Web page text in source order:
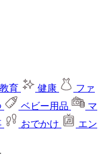
教育 健康
ファ
ベビー用品
マ
おでかけ
エン